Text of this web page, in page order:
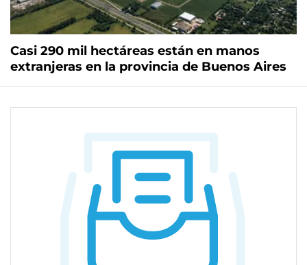
Casi 290 mil hectáreas están en manos
extranjeras en la provincia de Buenos Aires